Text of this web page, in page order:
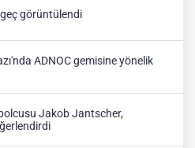
görüntülendi
ADNOC gemisine yönelik
Jakob Jantscher,